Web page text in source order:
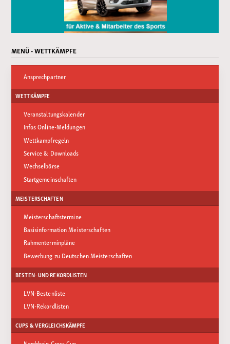
MENÜ - WETTKÄMPFE
Ansprechpartner
WETTKÄMPFE
Veranstaltungskalender
Infos Online-Meldungen
Wettkampfregeln
Service & Downloads
Wechselbörse
Startgemeinschaften
MEISTERSCHAFTEN
Meisterschaftstermine
Basisinformation Meisterschaften
Rahmenterminpläne
Bewerbung zu Deutschen Meisterschaften
BESTEN- UND REKORDLISTEN
LVN-Bestenliste
LVN-Rekordlisten
CUPS & VERGLEICHSKÄMPFE